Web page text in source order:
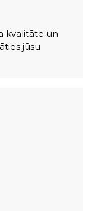
kvalitāte un
jūsu